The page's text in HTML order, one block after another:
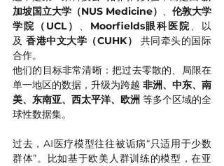
加坡国立大学（NUS Medicine） 、 伦敦大学
学院（UCL） 、 Moorfields眼科医院、以
及 香港中文大学（CUHK）
共同牵头的国际
合作。
他们的目标非常清晰：把过去零散的、局限在
单一地区的数据，升级为跨越 非洲、中东、南
美、东南亚、西太平洋、欧洲 等多个区域的全
球性数据集。
过去，AI医疗模型往往被诟病“只适用于少数
群体”。比如基于欧美人群训练的模型，在亚